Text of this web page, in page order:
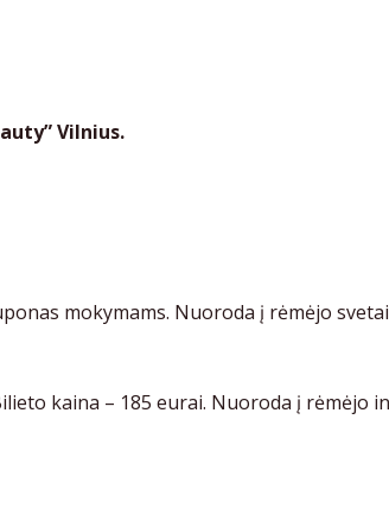
Vilnius.
mokymams. Nuoroda į rėmėjo
kaina – 185 eurai. Nuoroda į rėmėjo